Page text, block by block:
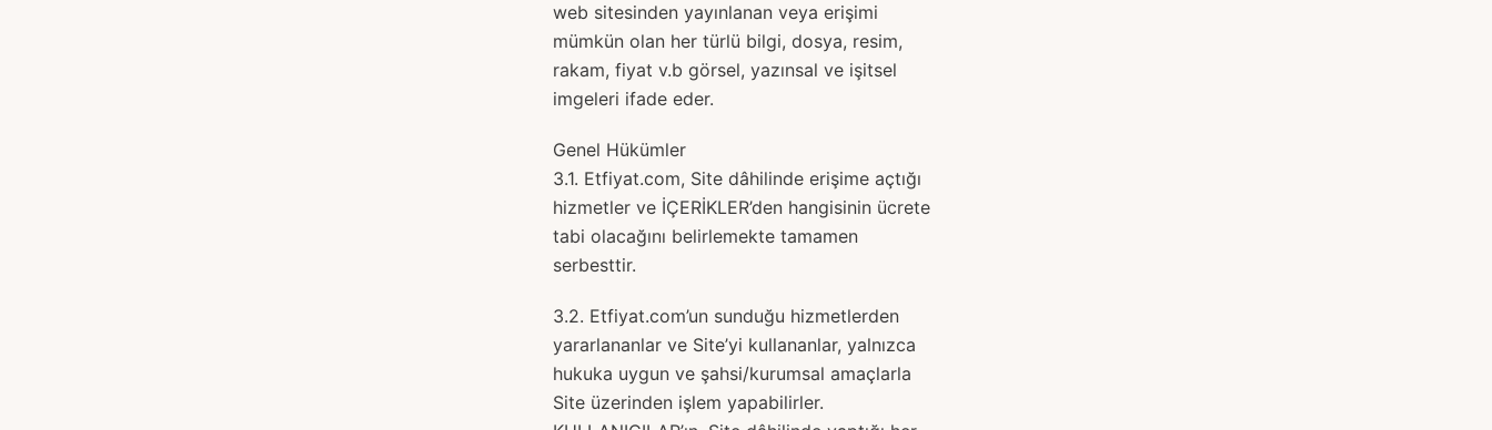
web sitesinden yayınlanan veya erişimi
mümkün olan her türlü bilgi, dosya, resim,
rakam, fiyat v.b görsel, yazınsal ve işitsel
imgeleri ifade eder.
Genel Hükümler
3.1. Etfiyat.com, Site dâhilinde erişime açtığı
hizmetler ve İÇERİKLER’den hangisinin ücrete
tabi olacağını belirlemekte tamamen
serbesttir.
3.2. Etfiyat.com’un sunduğu hizmetlerden
yararlananlar ve Site’yi kullananlar, yalnızca
hukuka uygun ve şahsi/kurumsal amaçlarla
Site üzerinden işlem yapabilirler.